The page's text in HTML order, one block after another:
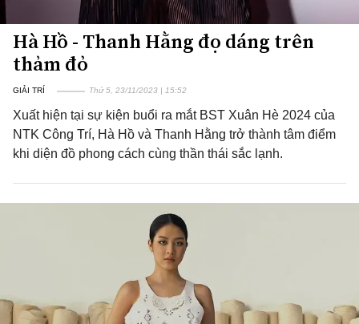
Hà Hồ - Thanh Hằng đọ dáng trên
thảm đỏ
GIẢI TRÍ Thứ 5, 23/11/2023 | 15:52
Xuất hiện tại sự kiện buổi ra mắt BST Xuân Hè 2024 của
NTK Công Trí, Hà Hồ và Thanh Hằng trở thành tâm điểm
khi diện đồ phong cách cùng thần thái sắc lạnh.